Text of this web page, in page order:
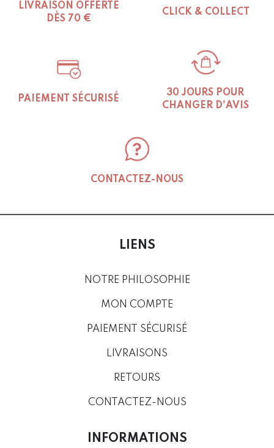
LIVRAISON OFFERTE
DÈS 70 €
CLICK & COLLECT
PAIEMENT SÉCURISÉ
30 JOURS POUR
CHANGER D'AVIS
CONTACTEZ-NOUS
LIENS
NOTRE PHILOSOPHIE
MON COMPTE
PAIEMENT SÉCURISÉ
LIVRAISONS
RETOURS
CONTACTEZ-NOUS
INFORMATIONS